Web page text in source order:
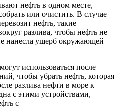
нефть в одном месте,
или очистить. В случае
нефть, такие
разлива, чтобы нефть не
нанесла ущерб окружающей
использоваться после
чтобы убрать нефть, которая
разлива нефти в море к
с этими устройствами,
с